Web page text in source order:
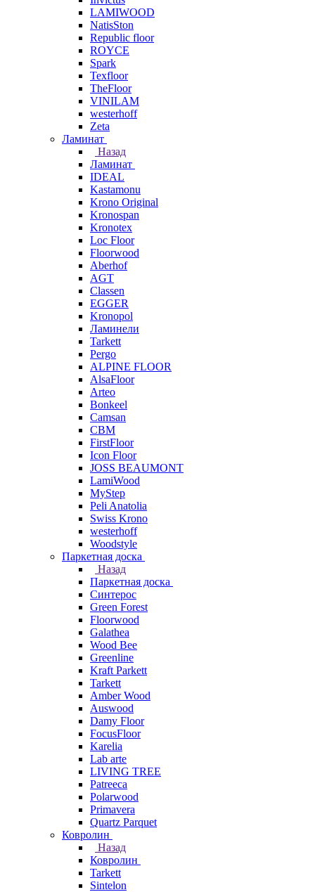
LAMIWOOD
NatisSton
Republic floor
ROYCE
Spark
Texfloor
TheFloor
VINILAM
westerhoff
Zeta
Ламинат
Назад
Ламинат
IDEAL
Kastamonu
Krono Original
Kronospan
Kronotex
Loc Floor
Floorwood
Aberhof
AGT
Classen
EGGER
Kronopol
Ламинели
Tarkett
Pergo
ALPINE FLOOR
AlsaFloor
Arteo
Bonkeel
Camsan
CBM
FirstFloor
Icon Floor
JOSS BEAUMONT
LamiWood
MyStep
Peli Anatolia
Swiss Krono
westerhoff
Woodstyle
Паркетная доска
Назад
Паркетная доска
Синтерос
Green Forest
Floorwood
Galathea
Wood Bee
Greenline
Kraft Parkett
Tarkett
Amber Wood
Auswood
Damy Floor
FocusFloor
Karelia
Lab arte
LIVING TREE
Patreeca
Polarwood
Primavera
Quartz Parquet
Ковролин
Назад
Ковролин
Tarkett
Sintelon